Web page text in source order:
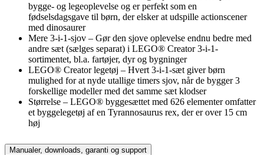
bygge- og legeoplevelse og er perfekt som en
fødselsdagsgave til børn, der elsker at udspille actionscener
med dinosaurer
Mere 3-i-1-sjov – Gør den sjove oplevelse endnu bedre med
andre sæt (sælges separat) i LEGO® Creator 3-i-1-
sortimentet, bl.a. fartøjer, dyr og bygninger
LEGO® Creator legetøj – Hvert 3-i-1-sæt giver børn
mulighed for at nyde utallige timers sjov, når de bygger 3
forskellige modeller med det samme sæt klodser
Størrelse – LEGO® byggesættet med 626 elementer omfatter
et byggelegetøj af en Tyrannosaurus rex, der er over 15 cm
høj
Manualer, downloads, garanti og support